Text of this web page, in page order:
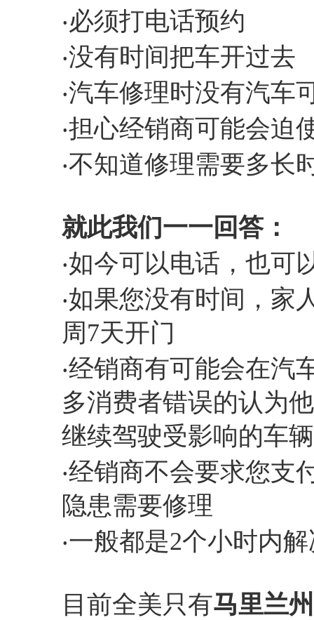
‧必须打电话预约
‧没有时间把车开过去
‧汽车修理时没有汽车
‧担心经销商可能会迫
‧不知道修理需要多长
就此我们一一回答：
‧如今可以电话，也可
‧如果您没有时间，家
周7天开门
‧经销商有可能会在汽
多消费者错误的认为
继续驾驶受影响的车
‧经销商不会要求您支
隐患需要修理
‧一般都是2个小时内
目前全美只有马里兰州